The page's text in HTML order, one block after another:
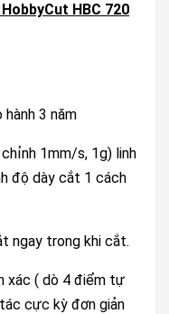
HBC 720
3 năm
1mm/s, 1g) linh
độ dày cắt 1 cách
ngay trong khi cắt.
xác ( dò 4 điểm tự
cực kỳ đơn giản